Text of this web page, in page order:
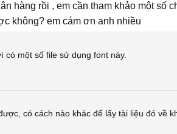
hàng rồi , em cần tham khảo một số
không? em cám ơn anh nhiều
có một số file sử dụng font này.
có cách nào khác để lấy tài liệu đó về